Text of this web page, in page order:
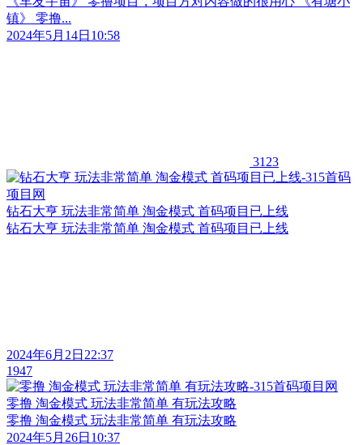
镇》 零撸...
2024年5月14日10:58
3123
钻石大亨 玩法非常简单 淘金模式 首码项目已上线
钻石大亨 玩法非常简单 淘金模式 首码项目已上线
2024年6月2日22:37
1947
零撸 淘金模式 玩法非常简单 有玩法攻略
零撸 淘金模式 玩法非常简单 有玩法攻略
2024年5月26日10:37